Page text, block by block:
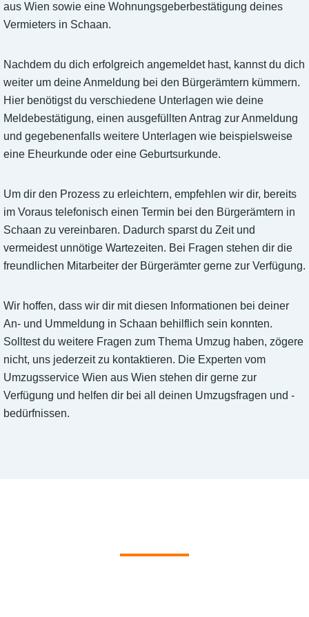
aus Wien sowie eine Wohnungsgeberbestätigung deines
Vermieters in Schaan.
Nachdem du dich erfolgreich angemeldet hast, kannst du dich
weiter um deine Anmeldung bei den Bürgerämtern kümmern.
Hier benötigst du verschiedene Unterlagen wie deine
Meldebestätigung, einen ausgefüllten Antrag zur Anmeldung
und gegebenenfalls weitere Unterlagen wie beispielsweise
eine Eheurkunde oder eine Geburtsurkunde.
Um dir den Prozess zu erleichtern, empfehlen wir dir, bereits
im Voraus telefonisch einen Termin bei den Bürgerämtern in
Schaan zu vereinbaren. Dadurch sparst du Zeit und
vermeidest unnötige Wartezeiten. Bei Fragen stehen dir die
freundlichen Mitarbeiter der Bürgerämter gerne zur Verfügung.
Wir hoffen, dass wir dir mit diesen Informationen bei deiner
An- und Ummeldung in Schaan behilflich sein konnten.
Solltest du weitere Fragen zum Thema Umzug haben, zögere
nicht, uns jederzeit zu kontaktieren. Die Experten vom
Umzugsservice Wien aus Wien stehen dir gerne zur
Verfügung und helfen dir bei all deinen Umzugsfragen und -
bedürfnissen.